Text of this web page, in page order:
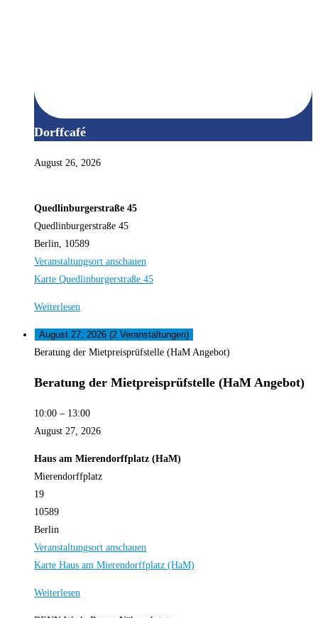
Dorffcafé
August 26, 2026
Quedlinburgerstraße 45
Quedlinburgerstraße 45
Berlin, 10589
Veranstaltungsort anschauen
Karte Quedlinburgerstraße 45
Weiterlesen
August 27, 2026 (2 Veranstaltungen)
Beratung der Mietpreisprüfstelle (HaM Angebot)
Beratung der Mietpreisprüfstelle (HaM Angebot)
10:00 – 13:00
August 27, 2026
Haus am Mierendorffplatz (HaM)
Mierendorffplatz
19
10589
Berlin
Veranstaltungsort anschauen
Karte Haus am Mierendorffplatz (HaM)
Weiterlesen